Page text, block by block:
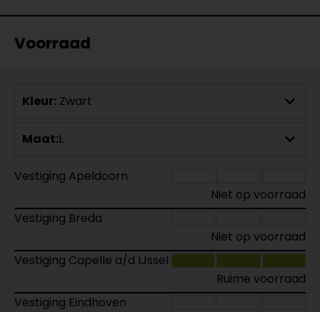
Voorraad
Kleur: Zwart
Maat:L
Vestiging Apeldoorn
Niet op voorraad
Vestiging Breda
Niet op voorraad
Vestiging Capelle a/d IJssel
Ruime voorraad
Vestiging Eindhoven